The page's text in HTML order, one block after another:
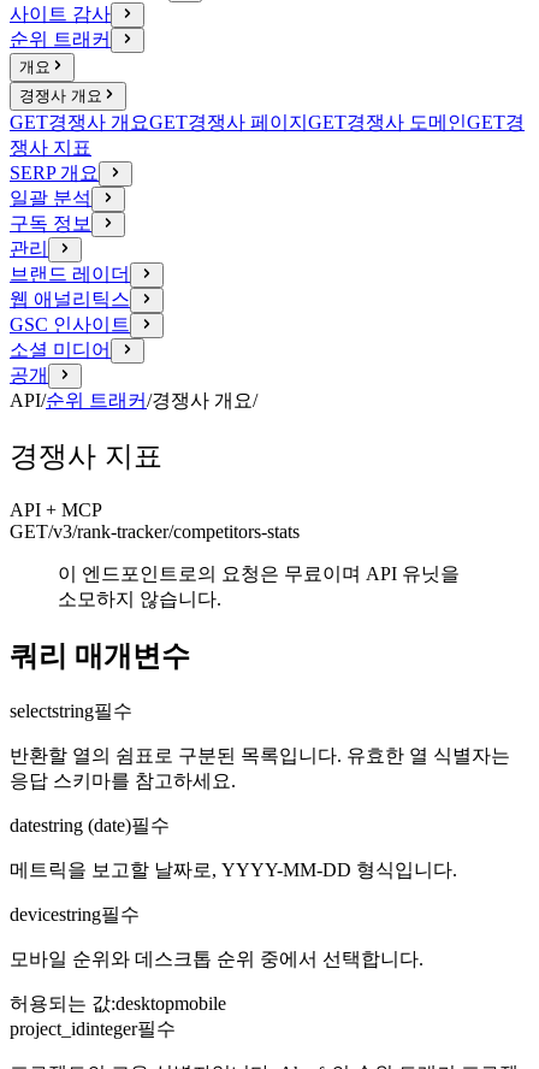
사이트 감사
순위 트래커
개요
경쟁사 개요
GET경쟁사 개요GET경쟁사 페이지 GET경쟁사 도메인GET경
쟁사 지표
SERP 개요
일괄 분석
구독 정보
관리
브랜드 레이더
웹 애널리틱스
GSC 인사이트
소셜 미디어
공개
API/순위 트래커/경쟁사 개요/
경쟁사 지표
API + MCP
GET/v3/rank-tracker/competitors-stats
이 엔드포인트로의 요청은 무료이며 API 유닛을
소모하지 않습니다.
쿼리 매개변수
selectstring필수
반환할 열의 쉼표로 구분된 목록입니다. 유효한 열 식별자는
응답 스키마를 참고하세요.
datestring (date)필수
메트릭을 보고할 날짜로, YYYY-MM-DD 형식입니다.
devicestring필수
모바일 순위와 데스크톱 순위 중에서 선택합니다.
허용되는 값:desktopmobile
project_idinteger필수